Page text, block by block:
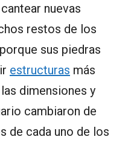
nuevas
restos de los
sus piedras
estructuras más
dimensiones y
cambiaron de
de cada uno de los